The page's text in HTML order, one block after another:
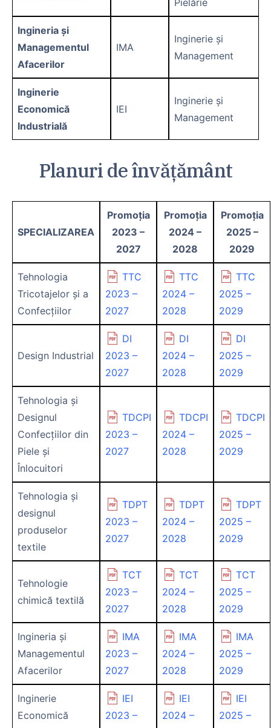
Ingineria și
Managementul
Afacerilor
IMA
Inginerie și
Management
Inginerie
Economică
Industrială
IEI
Inginerie și
Management
Planuri de învăţământ
SPECIALIZAREA
Promoţia
2023 –
2027
Promoţia
2024 –
2028
Promoţia
2025 –
2029
Tehnologia
Tricotajelor și a
Confecțiilor
TTC
2023 –
2027
TTC
2024 –
2028
TTC
2025 –
2029
Design Industrial
DI
2023 –
2027
DI
2024 –
2028
DI
2025 –
2029
Tehnologia și
Designul
Confecțiilor din
Piele și
Înlocuitori
TDCPI
2023 –
2027
TDCPI
2024 –
2028
TDCPI
2025 –
2029
Tehnologia și
designul
produselor
textile
TDPT
2023 –
2027
TDPT
2024 –
2028
TDPT
2025 –
2029
Tehnologie
chimică textilă
TCT
2023 –
2027
TCT
2024 –
2028
TCT
2025 –
2029
Ingineria și
Managementul
Afacerilor
IMA
2023 –
2027
IMA
2024 –
2028
IMA
2025 –
2029
Inginerie
Economică
IEI
2023 –
IEI
2024 –
IEI
2025 –